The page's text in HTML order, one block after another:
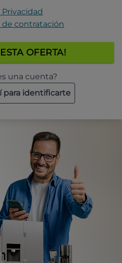
de contratación
OFERTA!
una cuenta?
para identificarte